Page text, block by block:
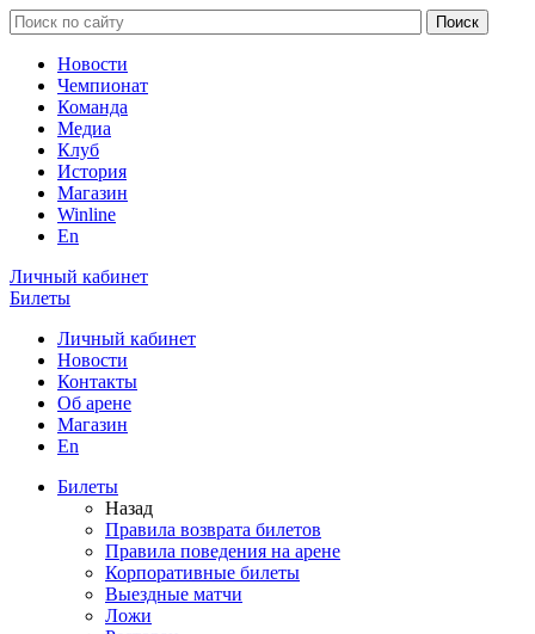
Новости
Чемпионат
Команда
Медиа
Клуб
История
Магазин
Winline
En
Личный кабинет
Билеты
Личный кабинет
Новости
Контакты
Об арене
Магазин
En
Билеты
Назад
Правила возврата билетов
Правила поведения на арене
Корпоративные билеты
Выездные матчи
Ложи